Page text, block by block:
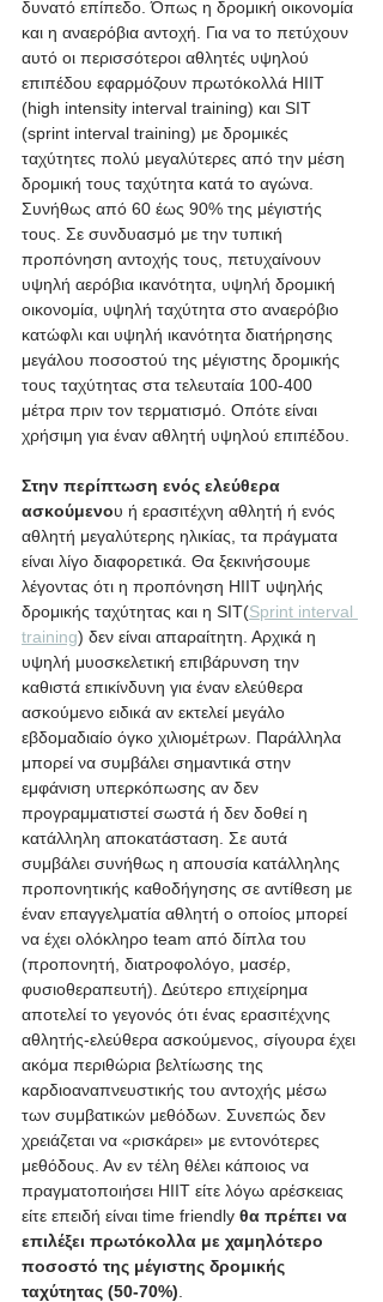
δυνατό επίπεδο. Όπως η δρομική οικονομία
και η αναερόβια αντοχή. Για να το πετύχουν
αυτό οι περισσότεροι αθλητές υψηλού
επιπέδου εφαρμόζουν πρωτόκολλά HIIT
(high intensity interval training) και SIT
(sprint interval training) με δρομικές
ταχύτητες πολύ μεγαλύτερες από την μέση
δρομική τους ταχύτητα κατά το αγώνα.
Συνήθως από 60 έως 90% της μέγιστής
τους. Σε συνδυασμό με την τυπική
προπόνηση αντοχής τους, πετυχαίνουν
υψηλή αερόβια ικανότητα, υψηλή δρομική
οικονομία, υψηλή ταχύτητα στο αναερόβιο
κατώφλι και υψηλή ικανότητα διατήρησης
μεγάλου ποσοστού της μέγιστης δρομικής
τους ταχύτητας στα τελευταία 100-400
μέτρα πριν τον τερματισμό. Οπότε είναι
χρήσιμη για έναν αθλητή υψηλού επιπέδου.
Στην περίπτωση ενός ελεύθερα
ασκούμενου ή ερασιτέχνη αθλητή ή ενός
αθλητή μεγαλύτερης ηλικίας, τα πράγματα
είναι λίγο διαφορετικά. Θα ξεκινήσουμε
λέγοντας ότι η προπόνηση HIIT υψηλής
δρομικής ταχύτητας και η SIT(Sprint interval
training) δεν είναι απαραίτητη. Αρχικά η
υψηλή μυοσκελετική επιβάρυνση την
καθιστά επικίνδυνη για έναν ελεύθερα
ασκούμενο ειδικά αν εκτελεί μεγάλο
εβδομαδιαίο όγκο χιλιομέτρων. Παράλληλα
μπορεί να συμβάλει σημαντικά στην
εμφάνιση υπερκόπωσης αν δεν
προγραμματιστεί σωστά ή δεν δοθεί η
κατάλληλη αποκατάσταση. Σε αυτά
συμβάλει συνήθως η απουσία κατάλληλης
προπονητικής καθοδήγησης σε αντίθεση με
έναν επαγγελματία αθλητή ο οποίος μπορεί
να έχει ολόκληρο team από δίπλα του
(προπονητή, διατροφολόγο, μασέρ,
φυσιοθεραπευτή). Δεύτερο επιχείρημα
αποτελεί το γεγονός ότι ένας ερασιτέχνης
αθλητής-ελεύθερα ασκούμενος, σίγουρα έχει
ακόμα περιθώρια βελτίωσης της
καρδιοαναπνευστικής του αντοχής μέσω
των συμβατικών μεθόδων. Συνεπώς δεν
χρειάζεται να «ρισκάρει» με εντονότερες
μεθόδους. Αν εν τέλη θέλει κάποιος να
πραγματοποιήσει HIIT είτε λόγω αρέσκειας
είτε επειδή είναι time friendly θα πρέπει να
επιλέξει πρωτόκολλα με χαμηλότερο
ποσοστό της μέγιστης δρομικής
ταχύτητας (50-70%)